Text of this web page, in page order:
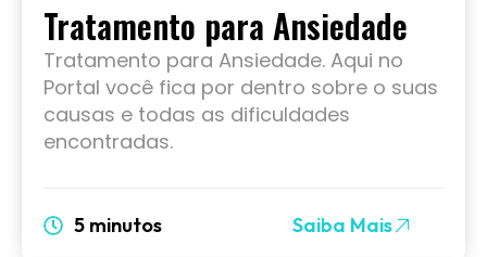
Tratamento para Ansiedade
Tratamento para Ansiedade. Aqui no
Portal você fica por dentro sobre o suas
causas e todas as dificuldades
encontradas.
5 minutos Saiba Mais